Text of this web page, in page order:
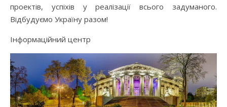
проектів, успіхів у реалізації всього задуманого.
Відбудуємо Україну разом!
Інформаційний центр